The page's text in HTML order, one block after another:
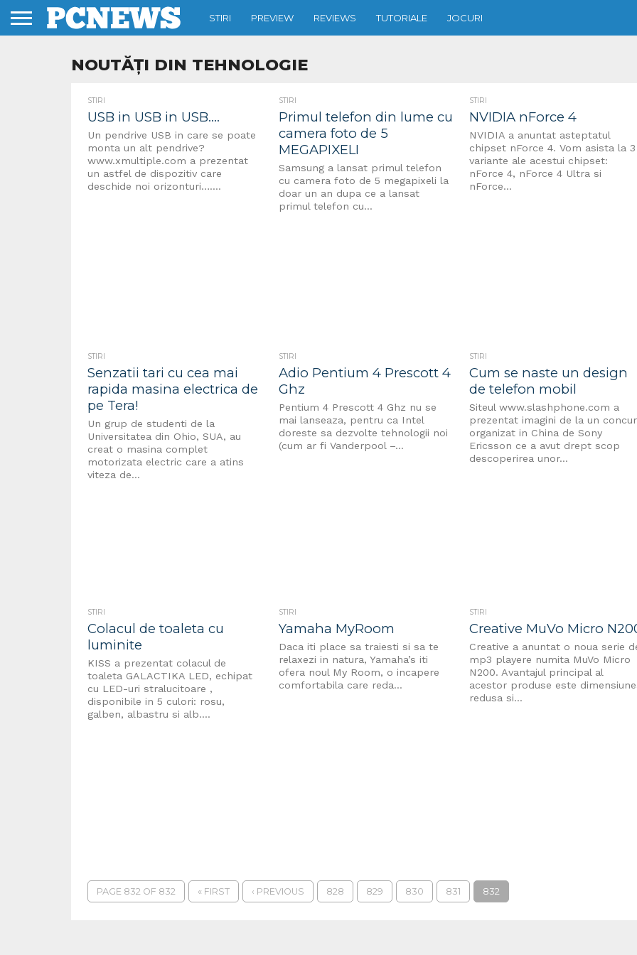
STIRI PREVIEW REVIEWS TUTORIALE JOCURI
NOUTĂȚI DIN TEHNOLOGIE
STIRI
USB in USB in USB….
Un pendrive USB in care se poate
monta un alt pendrive?
www.xmultiple.com a prezentat
un astfel de dispozitiv care
deschide noi orizonturi…....
STIRI
Primul telefon din lume cu
camera foto de 5
MEGAPIXELI
Samsung a lansat primul telefon
cu camera foto de 5 megapixeli la
doar un an dupa ce a lansat
primul telefon cu...
STIRI
NVIDIA nForce 4
NVIDIA a anuntat asteptatul
chipset nForce 4. Vom asista la 3
variante ale acestui chipset:
nForce 4, nForce 4 Ultra si
nForce...
STIRI
Senzatii tari cu cea mai
rapida masina electrica de
pe Tera!
Un grup de studenti de la
Universitatea din Ohio, SUA, au
creat o masina complet
motorizata electric care a atins
viteza de...
STIRI
Adio Pentium 4 Prescott 4
Ghz
Pentium 4 Prescott 4 Ghz nu se
mai lanseaza, pentru ca Intel
doreste sa dezvolte tehnologii noi
(cum ar fi Vanderpool –...
STIRI
Cum se naste un design
de telefon mobil
Siteul www.slashphone.com a
prezentat imagini de la un
organizat in China de Sony
Ericsson ce a avut drept scop
descoperirea unor...
STIRI
Colacul de toaleta cu
luminite
KISS a prezentat colacul de
toaleta GALACTIKA LED, echipat
cu LED-uri stralucitoare ,
disponibile in 5 culori: rosu,
galben, albastru si alb....
STIRI
Yamaha MyRoom
Daca iti place sa traiesti si sa te
relaxezi in natura, Yamaha’s iti
ofera noul My Room, o incapere
comfortabila care reda...
STIRI
Creative MuVo Micro
Creative a anuntat o noua serie
mp3 playere numita MuVo Micro
N200. Avantajul principal al
acestor produse este
redusa si...
PAGE 832 OF 832 « FIRST ‹ PREVIOUS 828 829 830 831 832